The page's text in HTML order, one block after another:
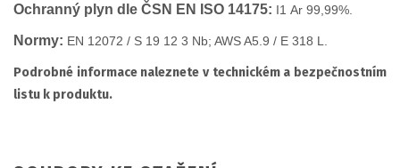
Ochranný plyn dle ČSN EN ISO 14175: I1 Ar 99,99%.
Normy: EN 12072 / S 19 12 3 Nb; AWS A5.9 / E 318 L.
Podrobné informace naleznete v technickém a bezpečnostním
listu k produktu.